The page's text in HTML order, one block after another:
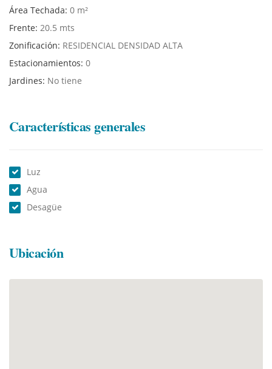
Área Techada: 0 m²
Frente: 20.5 mts
Zonificación: RESIDENCIAL DENSIDAD ALTA
Estacionamientos: 0
Jardines: No tiene
Características generales
Luz
Agua
Desagüe
Ubicación